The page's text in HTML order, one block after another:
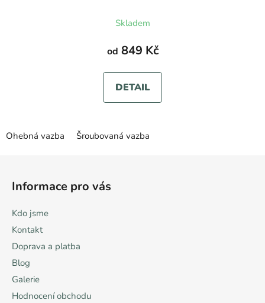
hodnocení
produktu
je
5,0
z
5
Skladem
od 849 Kč
DETAIL
Ohebná vazba Šroubovaná vazba
Informace pro vás
Kdo jsme
Kontakt
Doprava a platba
Blog
Galerie
Hodnocení obchodu